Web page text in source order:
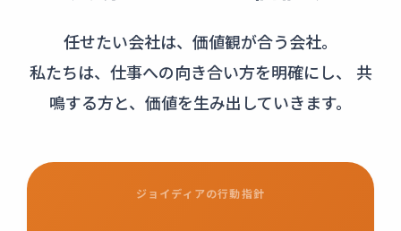
任せたい会社は、価値観が合う会社。
私たちは、仕事への向き合い方を明確にし、
共
鳴する方と、価値を生み出していきます。
ジョイディアの行動指針